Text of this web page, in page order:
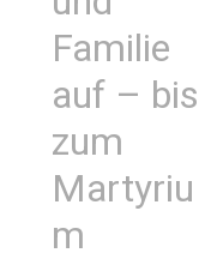
Familie
auf – bis
zum
Martyriu
m